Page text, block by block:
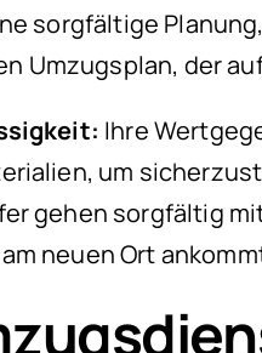
sorgfältige
Umzugsplan, der
Ihre
um
gehen sorgfältig
neuen Ort